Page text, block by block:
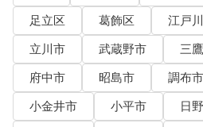
足立区
葛飾区 江戸
立川市
武蔵野市 三
府中市
昭島市 調布市
小金井市
小平市 日